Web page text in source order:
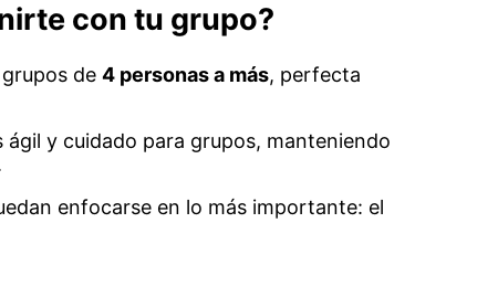
con tu grupo?
de 4 personas a más, perfecta
y cuidado para grupos, manteniendo
enfocarse en lo más importante: el